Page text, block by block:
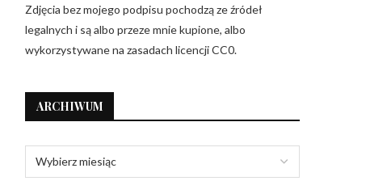
Zdjęcia bez mojego podpisu pochodzą ze źródeł
legalnych i są albo przeze mnie kupione, albo
wykorzystywane na zasadach licencji CC0.
ARCHIWUM